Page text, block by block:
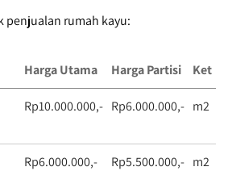
penjualan rumah kayu:
Harga Utama Harga Partisi Ket
Rp10.000.000,- Rp6.000.000,- m2
Rp6.000.000,- Rp5.500.000,- m2